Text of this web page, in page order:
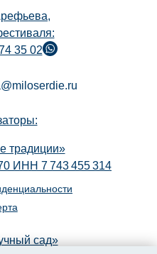
традиции»
ИНН 7 743 455 314
сад»
35 02